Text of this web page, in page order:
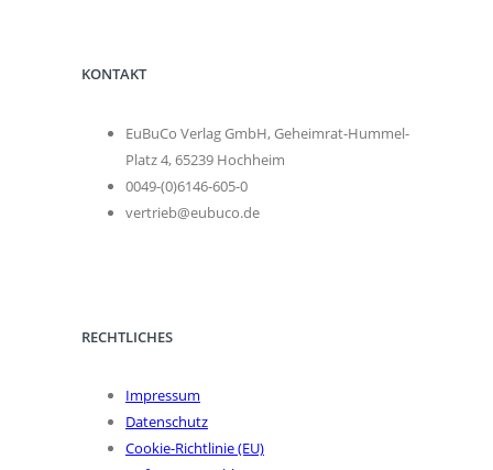
KONTAKT
EuBuCo Verlag GmbH, Geheimrat-Hummel-
Platz 4, 65239 Hochheim
0049-(0)6146-605-0
vertrieb@eubuco.de
RECHTLICHES
Impressum
Datenschutz
Cookie-Richtlinie (EU)